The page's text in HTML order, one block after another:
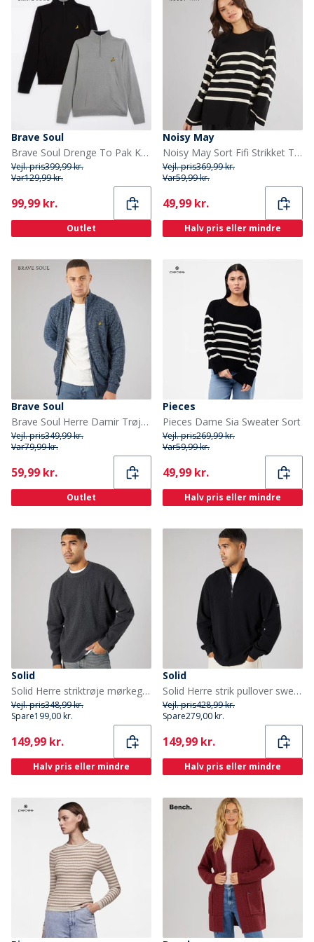
Brave Soul
Brave Soul Drenge To Pak Kvart Lynlås Jumpere Sort / Sølv Grå Melering
Vejl. pris399,99 kr.
Var129,99 kr.
Current
99,99 kr.
Outlet
Noisy May
Noisy May Sort Fifi Strikket Trøje Sort
Vejl. pris369,99 kr.
Var59,99 kr.
Current
49,99 kr.
Halv pris eller mindre
Brave Soul
Brave Soul Herre Damir Trøjer Blå
Vejl. pris349,99 kr.
Var79,99 kr.
Current
59,99 kr.
Outlet
Pieces
Pieces Dame Sia Sweater Sort
Vejl. pris269,99 kr.
Var59,99 kr.
Current
49,99 kr.
Halv pris eller mindre
Solid
Solid Herre striktrøje mørkegrå melange Dar Grey M
Vejl. pris348,99 kr.
Spare199,00 kr.
Current
149,99 kr.
Halv pris eller mindre
Solid
Solid Herre strik pullover sweater True Black
Vejl. pris428,99 kr.
Spare279,00 kr.
Current
149,99 kr.
Halv pris eller mindre